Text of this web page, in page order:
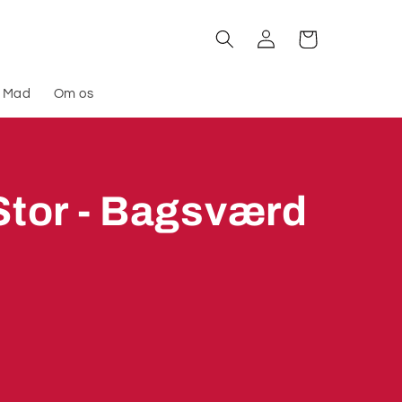
Om os
Log
ind
Indkøbskurv
- Bagsværd